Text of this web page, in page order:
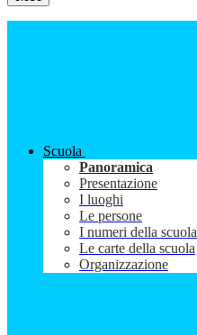
Scuola
Panoramica
Presentazione
I luoghi
Le persone
I numeri della scuola
Le carte della scuola
Organizzazione